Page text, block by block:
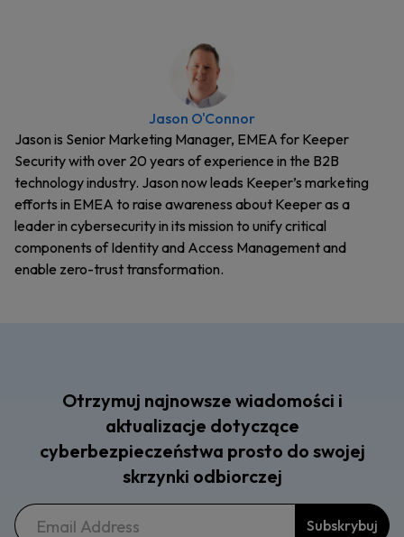
Jason O'Connor
Jason is Senior Marketing Manager, EMEA for Keeper
Security with over 20 years of experience in the B2B
technology industry. Jason now leads Keeper’s marketing
efforts in EMEA to raise awareness about Keeper as a
leader in cybersecurity in its mission to unify critical
components of Identity and Access Management and
enable zero-trust transformation.
Otrzymuj najnowsze wiadomości i
aktualizacje dotyczące
cyberbezpieczeństwa prosto do swojej
skrzynki odbiorczej